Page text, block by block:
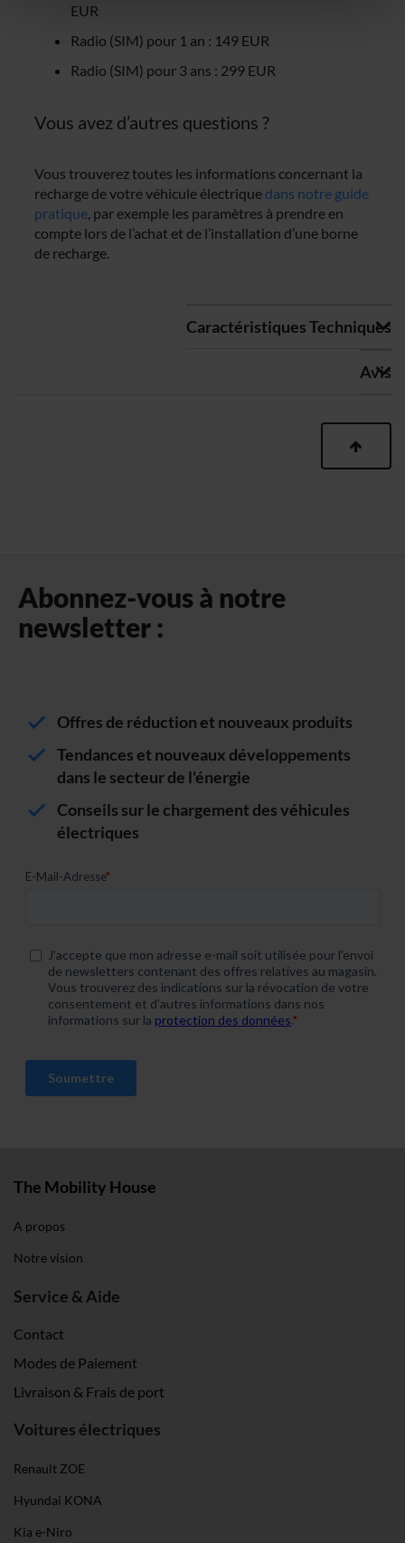
Erfahren Sie mehr darüber, wie Ihre persönlichen Daten
Abschnitt Einzelheiten
personalisieren, Funktionen für soziale Medien anbieten
Verwendung unserer Website an unsere Partner für
soziale Medien, Werbung und Analysen weiter. Unsere
Partner führen diese Informationen möglicherweise mit
weiteren Daten zusammen, die du ihnen bereitgestellt
EUR
Radio (SIM) pour 1 an : 149 EUR
Radio (SIM) pour 3 ans : 299 EUR
Vous avez d’autres questions ?
Vous trouverez toutes les informations concernant la
recharge de votre véhicule électrique dans notre guide
pratique, par exemple les paramètres à prendre en
compte lors de l’achat et de l’installation d’une borne
de recharge.
Caractéristiques Techniques
Avis
Abonnez-vous à notre
newsletter :
Offres de réduction et nouveaux produits
Tendances et nouveaux développements
dans le secteur de l'énergie
Conseils sur le chargement des véhicules
électriques
The Mobility House
A propos
Notre vision
Service & Aide
Contact
Modes de Paiement
Livraison & Frais de port
Voitures électriques
Renault ZOE
Hyundai KONA
Kia e-Niro